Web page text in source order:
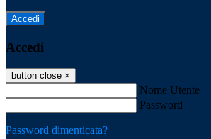
Accedi
Accedi
button close ×
Nome Utente
Password
Password dimenticata?